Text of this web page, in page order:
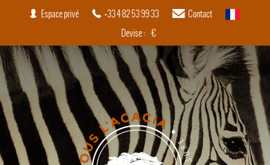
Espace privé +33 4 82 53 99 33 Contact
Devise : €